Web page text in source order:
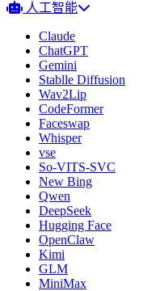
人工智能
Claude
ChatGPT
Gemini
Stablle Diffusion
Wav2Lip
CodeFormer
Faceswap
Whisper
vse
So-VITS-SVC
New Bing
Qwen
DeepSeek
Hugging Face
OpenClaw
Kimi
GLM
MiniMax